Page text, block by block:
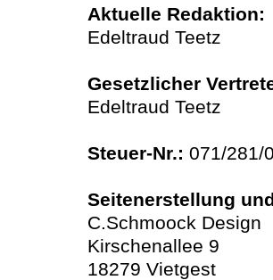
Aktuelle Redaktion:
Edeltraud Teetz
Gesetzlicher
Edeltraud Teetz
Steuer-Nr.: 071/281/
Seitenerstellung
C.Schmoock Design
Kirschenallee 9
18279 Vietgest